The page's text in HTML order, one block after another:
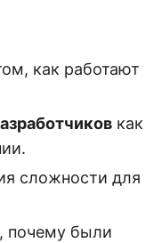
как работают
как
сложности для
почему были